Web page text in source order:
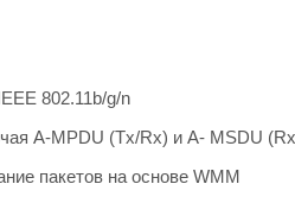
802.11b/g/n
A-MPDU (Tx/Rx) и A- MSDU
пакетов на основе WMM